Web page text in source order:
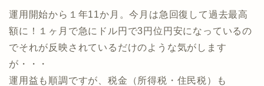
運用開始から１年11か月。今月は急回復して過去最高
額に！１ヶ月で急にドル円で3円位円安になっているの
でそれが反映されているだけのような気がします
が・・・
運用益も順調ですが、税金（所得税・住民税）も